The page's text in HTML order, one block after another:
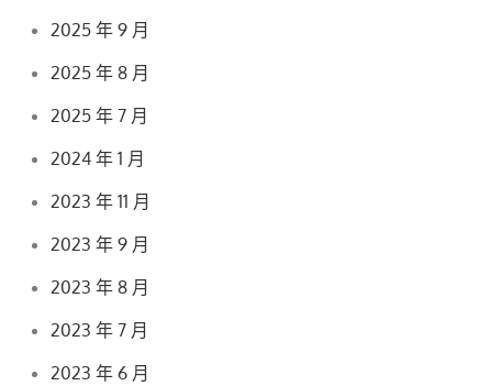
2025 年 9 月
2025 年 8 月
2025 年 7 月
2024 年 1 月
2023 年 11 月
2023 年 9 月
2023 年 8 月
2023 年 7 月
2023 年 6 月